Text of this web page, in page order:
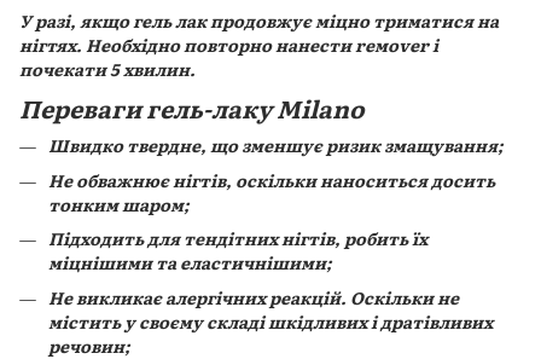
У разі, якщо гель лак продовжує міцно триматися на
нігтях. Необхідно повторно нанести rемover і
почекати 5 хвилин.
Переваги гель-лакуMilano
Швидко твердне, що зменшує ризик змащування;
Не обважнює нігтів, оскільки наноситься досить
тонким шаром;
Підходить для тендітних нігтів, робить їх
міцнішими та еластичнішими;
Не викликає алергічних реакцій. Оскільки не
містить у своєму складі шкідливих і дратівливих
речовин;